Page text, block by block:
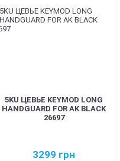
5KU ЦЕВЬЕ KEYMOD LONG
HANDGUARD FOR AK BLACK
26697
3299 грн